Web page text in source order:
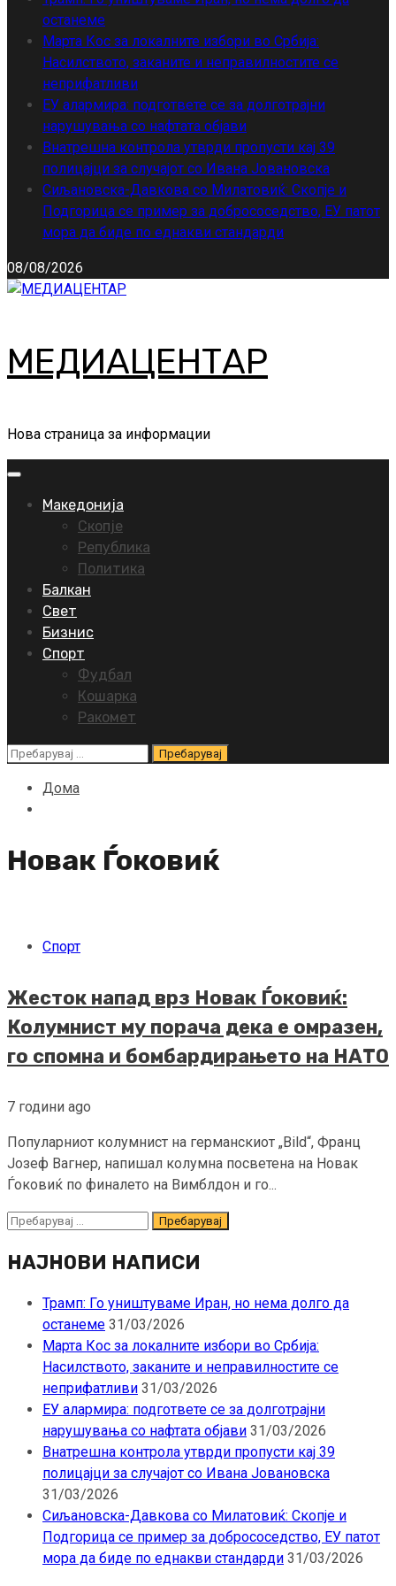
останеме
Марта Кос за локалните избори во Србија:
Насилството, заканите и неправилностите се
неприфатливи
ЕУ алармира: подгответе се за долготрајни
нарушувања со нафтата објави
Внатрешна контрола утврди пропусти кај 39
полицајци за случајот со Ивана Јовановска
Сиљановска-Давкова со Милатовиќ: Скопје и
Подгорица се пример за добрососедство, ЕУ патот
мора да биде по еднакви стандарди
08/08/2026
МЕДИАЦЕНТАР
Нова страница за информации
Primary
Македонија
Скопје
Република
Политика
Балкан
Свет
Бизнис
Спорт
Фудбал
Кошарка
Ракомет
Пребарувај
Дома
Новак Ѓоковиќ
Спорт
Жесток напад врз Новак Ѓоковиќ:
Колумнист му порача дека е омразен,
го спомна и бомбардирањето на НАТО
7 години ago
Популарниот колумнист на германскиот „Bild“, Франц
Јозеф Вагнер, напишал колумна посветена на Новак
Ѓоковиќ по финалето на Вимблдон и го...
Пребарувај
НАЈНОВИ НАПИСИ
Трамп: Го уништуваме Иран, но нема долго да
останеме 31/03/2026
Марта Кос за локалните избори во Србија:
Насилството, заканите и неправилностите се
неприфатливи 31/03/2026
ЕУ алармира: подгответе се за долготрајни
нарушувања со нафтата објави 31/03/2026
Внатрешна контрола утврди пропусти кај 39
полицајци за случајот со Ивана Јовановска
31/03/2026
Сиљановска-Давкова со Милатовиќ: Скопје и
Подгорица се пример за добрососедство, ЕУ патот
мора да биде по еднакви стандарди 31/03/2026